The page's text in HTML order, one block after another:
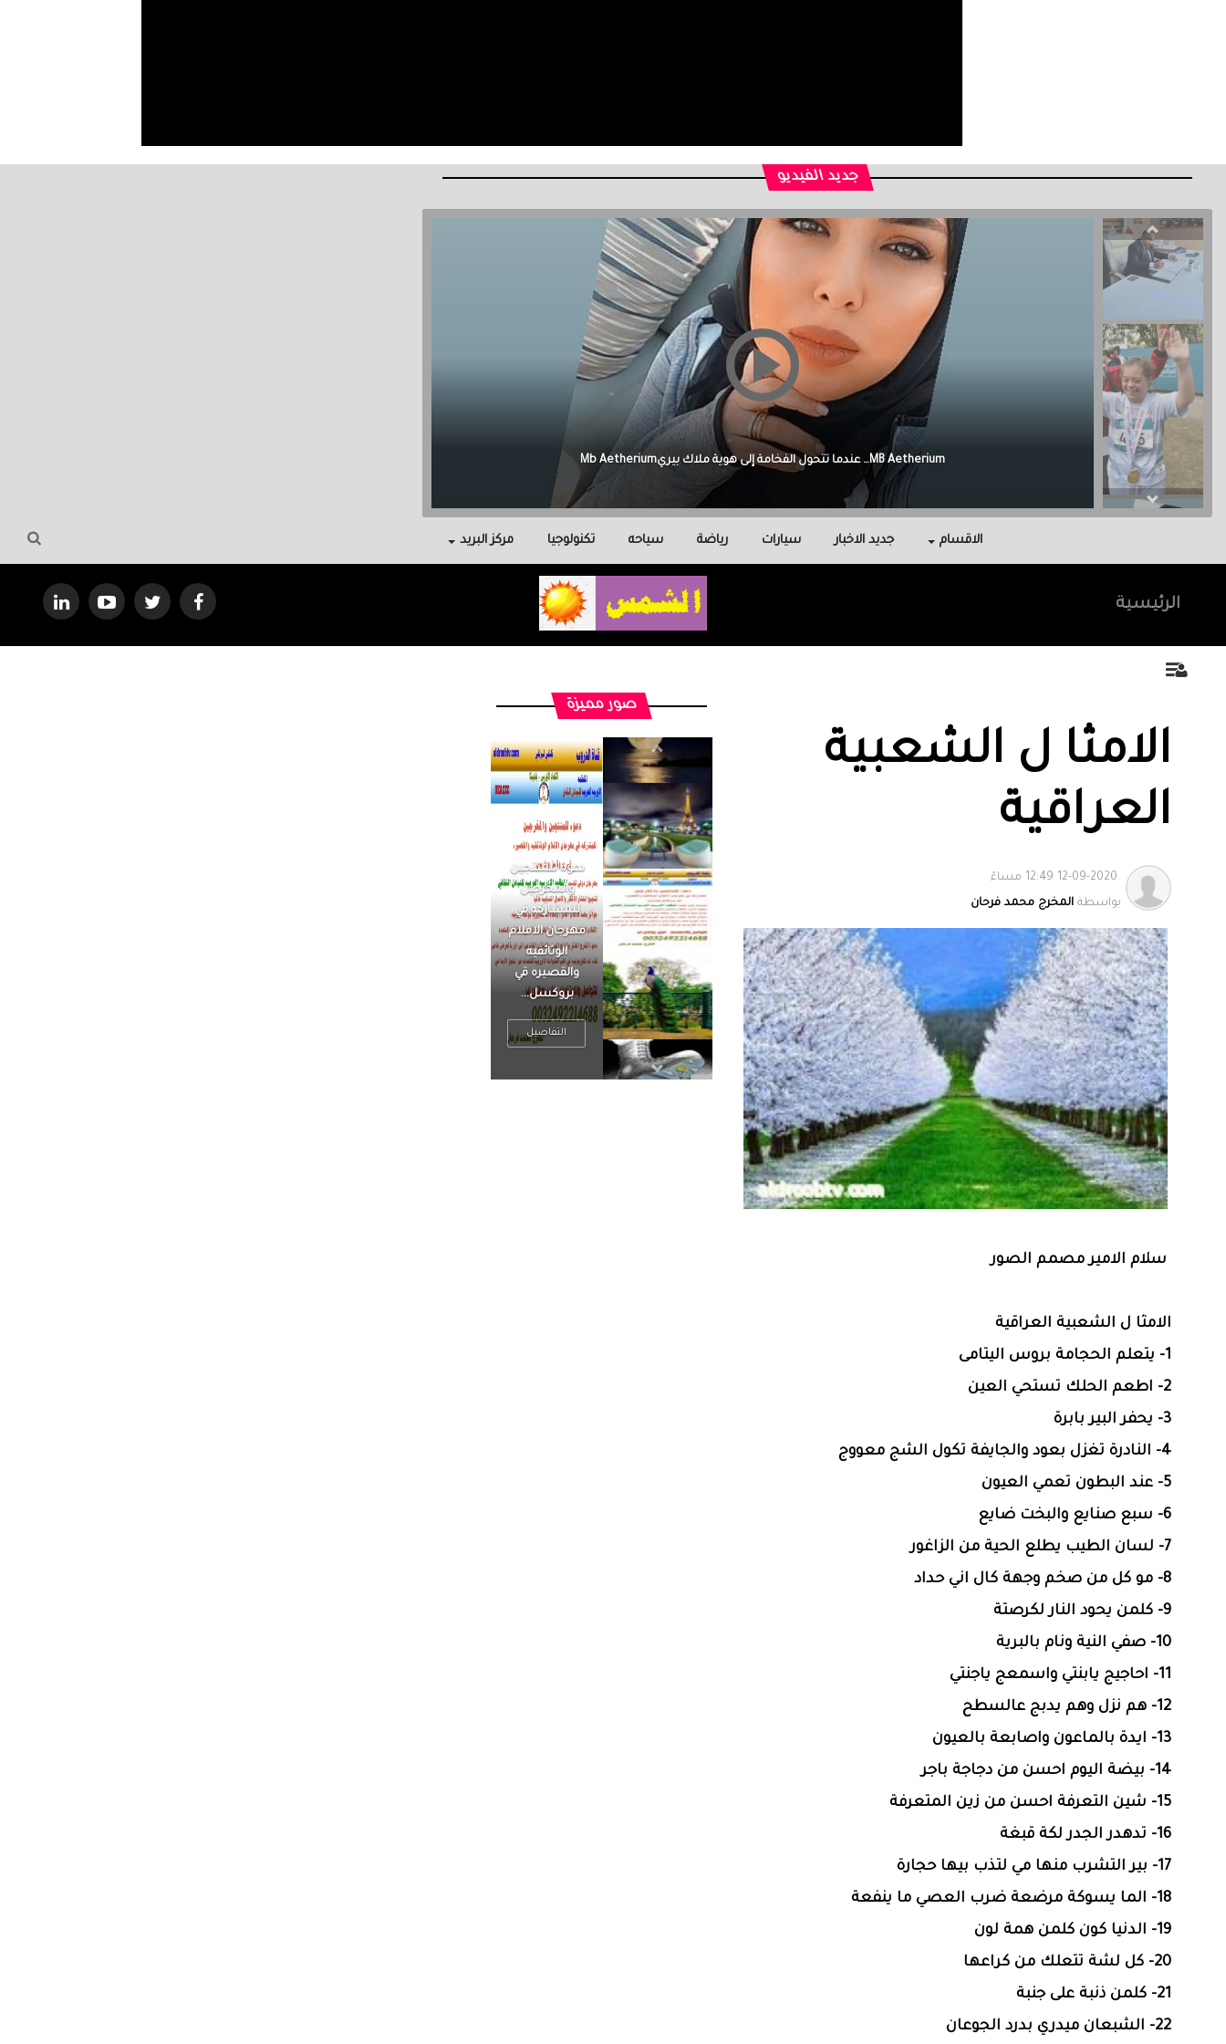
جديد الفيديو
Malak Berri وراء كل نجاح عائلة آمنت بي، واحتوتني، وكانت سندي في أصعب اللحظات.
الاقسام جديد الاخبار سيارات رياضة سياحه تكنولوجيا مركز البريد
الرئيسية
الامثا ل الشعبية
العراقية
بواسطة المخرج محمد فرحان
سلام الامير مصمم الصور
الامثا ل الشعبية العراقية
1- يتعلم الحجامة بروس اليتامى
2- اطعم الحلك تستحي العين
3- يحفر البير بابرة
4- النادرة تغزل بعود والجايفة تكول الشج معووج
5- عند البطون تعمي العيون
6- سبع صنايع والبخت ضايع
7- لسان الطيب يطلع الحية من الزاغور
8- مو كل من صخم وجهة كال اني حداد
9- كلمن يحود النار لكرصتة
10- صفي النية ونام بالبرية
11- احاجيج يابنتي واسمعج ياجنتي
12- هم نزل وهم يدبج عالسطح
13- ايدة بالماعون واصابعة بالعيون
14- بيضة اليوم احسن من دجاجة باجر
15- شين التعرفة احسن من زين المتعرفة
16- تدهدر الجدر لكة قبغة
17- بير التشرب منها مي لتذب بيها حجارة
18- الما يسوكة مرضعة ضرب العصي ما ينفعة
19- الدنيا كون كلمن همة لون
20- كل لشة تتعلك من كراعها
21- كلمن ذنبة على جنبة
22- الشبعان ميدري بدرد الجوعان
صور مميزة
الرجل العظيم
يكون مطمئناً ،
يتحرر من القلق
، بينما الرجل
ضيق الأفق
فعادة ما يكون
متوتراً
التفاصيل